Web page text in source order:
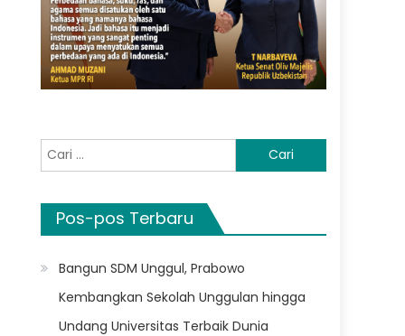
Cari
untuk:
Pos-pos Terbaru
Bangun SDM Unggul, Prabowo
Kembangkan Sekolah Unggulan hingga
Undang Universitas Terbaik Dunia